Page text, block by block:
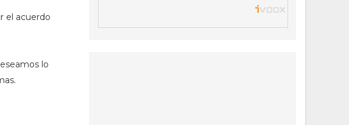
el acuerdo
lo